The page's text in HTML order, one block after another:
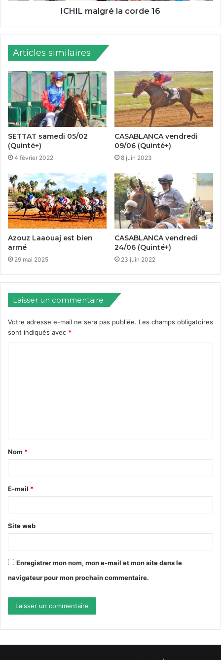
ICHIL malgré la corde 16
Articles similaires
SETTAT samedi 05/02
(Quinté+)
4 février 2022
CASABLANCA vendredi
09/06 (Quinté+)
8 juin 2023
Azouz Laaouaj est bien
armé
29 mai 2025
CASABLANCA vendredi
24/06 (Quinté+)
23 juin 2022
Laisser un commentaire
Votre adresse e-mail ne sera pas publiée. Les champs obligatoires
sont indiqués avec *
Nom *
E-mail *
Site web
Enregistrer mon nom, mon e-mail et mon site dans le
navigateur pour mon prochain commentaire.